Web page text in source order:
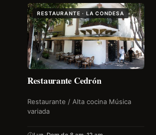
RESTAURANTE · LA CONDESA
Restaurante Cedrón
Restaurante / Alta cocina Música
variada